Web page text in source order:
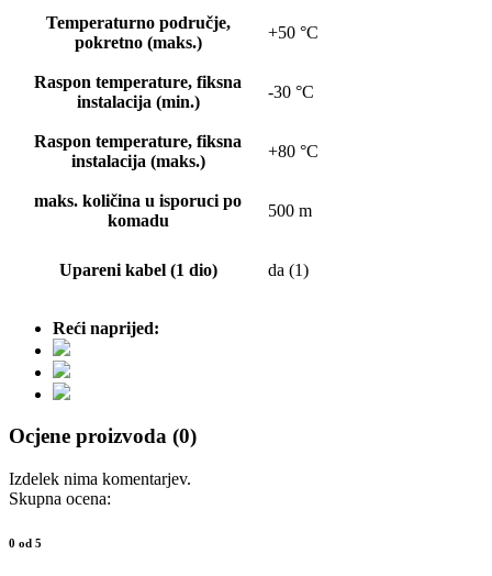
Temperaturno područje,
pokretno (maks.)
+50 °C
Raspon temperature, fiksna
instalacija (min.)
-30 °C
Raspon temperature, fiksna
instalacija (maks.)
+80 °C
maks. količina u isporuci po
komadu
500 m
Upareni kabel (1 dio) da (1)
Reći naprijed:
Ocjene proizvoda (0)
Izdelek nima komentarjev.
Skupna ocena:
0 od 5